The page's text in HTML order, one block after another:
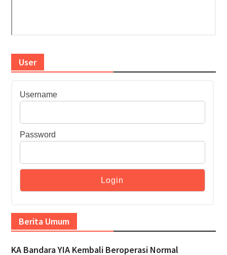
User
Username
Password
Berita Umum
KA Bandara YIA Kembali Beroperasi Normal